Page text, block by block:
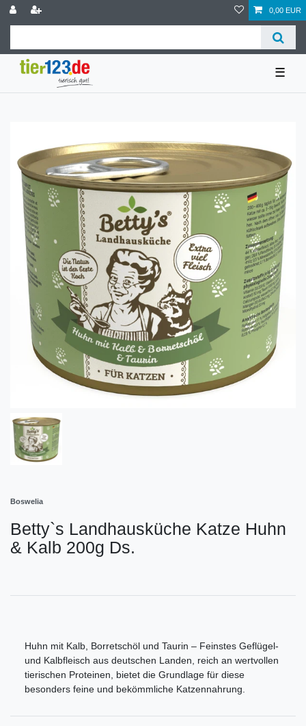
0,00 EUR
☰
Boswelia
Betty`s Landhausküche Katze Huhn
& Kalb 200g Ds.
Huhn mit Kalb, Borretschöl und Taurin – Feinstes Geflügel-
und Kalbfleisch aus deutschen Landen, reich an wertvollen
tierischen Proteinen, bietet die Grundlage für diese
besonders feine und bekömmliche Katzennahrung.